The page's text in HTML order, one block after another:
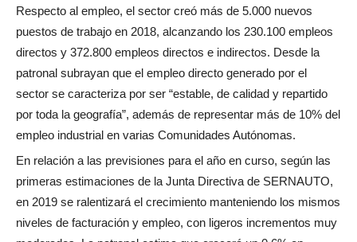
Respecto al empleo, el sector creó más de 5.000 nuevos
puestos de trabajo en 2018, alcanzando los 230.100 empleos
directos y 372.800 empleos directos e indirectos. Desde la
patronal subrayan que el empleo directo generado por el
sector se caracteriza por ser “estable, de calidad y repartido
por toda la geografía”, además de representar más de 10% del
empleo industrial en varias Comunidades Autónomas.
En relación a las previsiones para el año en curso, según las
primeras estimaciones de la Junta Directiva de SERNAUTO,
en 2019 se ralentizará el crecimiento manteniendo los mismos
niveles de facturación y empleo, con ligeros incrementos muy